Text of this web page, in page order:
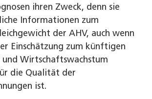
ihren Zweck, denn sie
Informationen zum
der AHV, auch wenn
Einschätzung zum künftigen
und Wirtschaftswachstum
die Qualität der
ist.